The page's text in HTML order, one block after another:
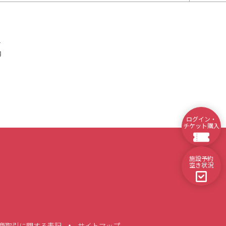
ログイン・
チケット購入
施設予約
空き状況